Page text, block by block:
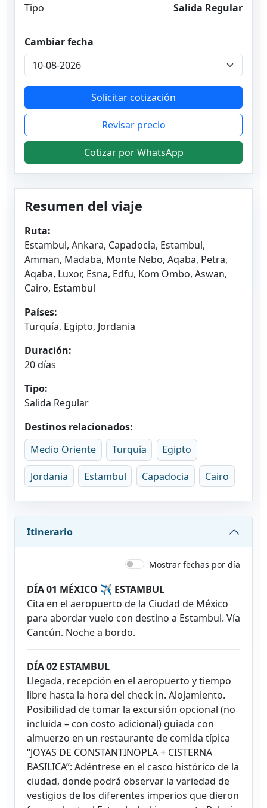
Resumen del viaje
Ruta:
Estambul, Ankara, Capadocia, Estambul,
Amman, Madaba, Monte Nebo, Aqaba, Petra,
Aqaba, Luxor, Esna, Edfu, Kom Ombo, Aswan,
Cairo, Estambul
Países:
Turquía, Egipto, Jordania
Duración:
20 días
Tipo:
Salida Regular
Destinos relacionados:
Medio Oriente
Turquía Egipto
Jordania Estambul Capadocia Cairo
Itinerario
Mostrar fechas por día
DÍA 01 MÉXICO ✈ ESTAMBUL
Cita en el aeropuerto de la Ciudad de México
para abordar vuelo con destino a Estambul. Vía
Cancún. Noche a bordo.
DÍA 02 ESTAMBUL
Llegada, recepción en el aeropuerto y tiempo
libre hasta la hora del check in. Alojamiento.
Posibilidad de tomar la excursión opcional (no
incluida – con costo adicional) guiada con
almuerzo en un restaurante de comida típica
“JOYAS DE CONSTANTINOPLA + CISTERNA
BASILICA”: Adéntrese en el casco histórico de la
ciudad, donde podrá observar la variedad de
vestigios de los diferentes imperios que dieron
Tipo
Salida Regular
Cambiar fecha
Solicitar cotización
Revisar precio
Cotizar por WhatsApp